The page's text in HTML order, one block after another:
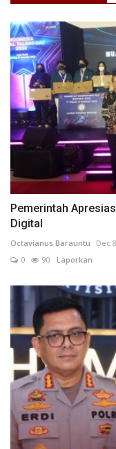
Pemerintah
Digital
Octavianus Barauntu Dec
0
90 Laporkan